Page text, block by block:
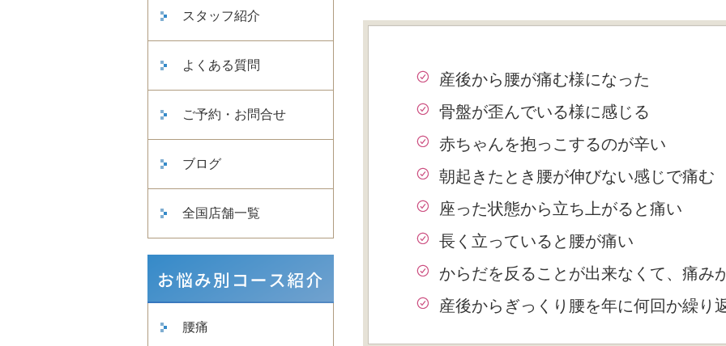
スタッフ紹介
よくある質問
ご予約・お問合せ
ブログ
全国店舗一覧
腰痛
産後から腰が痛む様になった
骨盤が歪んでいる様に感じる
赤ちゃんを抱っこするのが辛い
朝起きたとき腰が伸びない感じで痛む
座った状態から立ち上がると痛い
長く立っていると腰が痛い
からだを反ることが出来なくて、痛み
産後からぎっくり腰を年に何回か繰り